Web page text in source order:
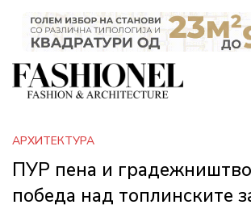
АРХИТЕКТУРА
ПУР пена и
победа над топлинските